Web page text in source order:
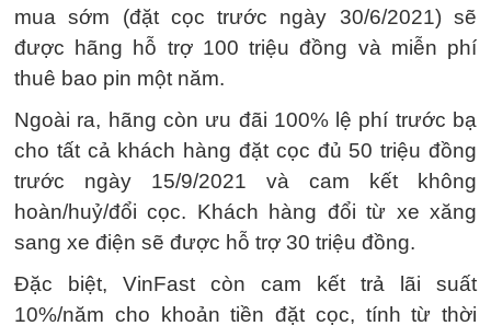
mua sớm (đặt cọc trước ngày 30/6/2021) sẽ
được hãng hỗ trợ 100 triệu đồng và miễn phí
thuê bao pin một năm.
Ngoài ra, hãng còn ưu đãi 100% lệ phí trước bạ
cho tất cả khách hàng đặt cọc đủ 50 triệu đồng
trước ngày 15/9/2021 và cam kết không
hoàn/huỷ/đổi cọc. Khách hàng đổi từ xe xăng
sang xe điện sẽ được hỗ trợ 30 triệu đồng.
Đặc biệt, VinFast còn cam kết trả lãi suất
10%/năm cho khoản tiền đặt cọc, tính từ thời